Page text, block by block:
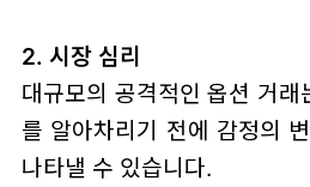
2. 시장 심리
대규모의 공격적인 옵션 거래
를 알아차리기 전에 감정의
나타낼 수 있습니다.